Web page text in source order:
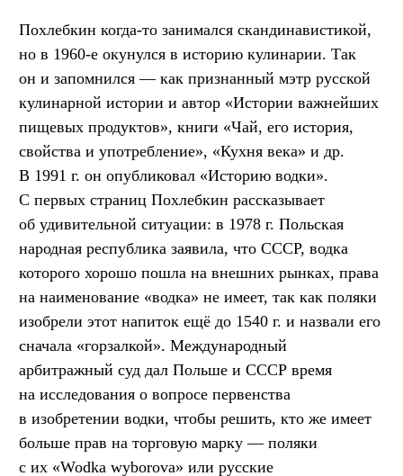
Похлебкин когда-то занимался скандинавистикой,
но в 1960-е окунулся в историю кулинарии. Так
он и запомнился — как признанный мэтр русской
кулинарной истории и автор «Истории важнейших
пищевых продуктов», книги «Чай, его история,
свойства и употребление», «Кухня века» и др.
В 1991 г. он опубликовал «Историю водки».
С первых страниц Похлебкин рассказывает
об удивительной ситуации: в 1978 г. Польская
народная республика заявила, что СССР, водка
которого хорошо пошла на внешних рынках, права
на наименование «водка» не имеет, так как поляки
изобрели этот напиток ещё до 1540 г. и назвали его
сначала «горзалкой». Международный
арбитражный суд дал Польше и СССР время
на исследования о вопросе первенства
в изобретении водки, чтобы решить, кто же имеет
больше прав на торговую марку — поляки
с их «Wodka wyborova» или русские